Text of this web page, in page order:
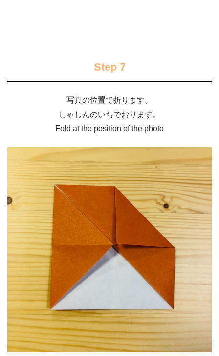
Step 7
写真の位置で折ります。
しゃしんのいちでおります。
Fold at the position of the photo